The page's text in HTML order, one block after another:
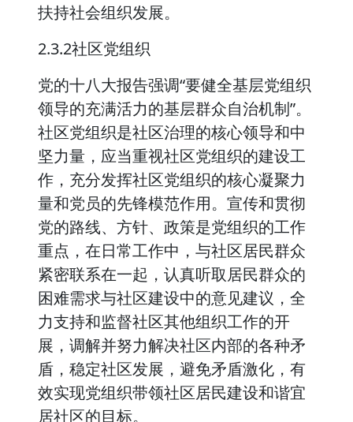
扶持社会组织发展。
2.3.2社区党组织
党的十八大报告强调“要健全基层党组织
领导的充满活力的基层群众自治机制”。
社区党组织是社区治理的核心领导和中
坚力量，应当重视社区党组织的建设工
作，充分发挥社区党组织的核心凝聚力
量和党员的先锋模范作用。宣传和贯彻
党的路线、方针、政策是党组织的工作
重点，在日常工作中，与社区居民群众
紧密联系在一起，认真听取居民群众的
困难需求与社区建设中的意见建议，全
力支持和监督社区其他组织工作的开
展，调解并努力解决社区内部的各种矛
盾，稳定社区发展，避免矛盾激化，有
效实现党组织带领社区居民建设和谐宜
居社区的目标。